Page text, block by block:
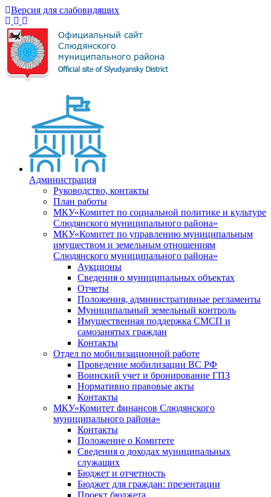
Версия для слабовидящих
Администрация
Руководство, контакты
План работы
МКУ«Комитет по социальной политике и культуре
Слюдянского муниципального района»
МКУ«Комитет по управлению муниципальным
имуществом и земельным отношениям
Слюдянского муниципального района»
Аукционы
Сведения о муниципальных объектах
Отчеты
Положения, административные регламенты
Муниципальный земельный контроль
Имущественная поддержка СМСП и
самозанятых граждан
Контакты
Отдел по мобилизационной работе
Проведение мобилизации ВС РФ
Воинский учет и бронирование ГПЗ
Нормативно правовые акты
Контакты
МКУ«Комитет финансов Слюдянского
муниципального района»
Контакты
Положение о Комитете
Сведения о доходах муниципальных
служащих
Бюджет и отчетность
Бюджет для граждан: презентации
Проект бюджета